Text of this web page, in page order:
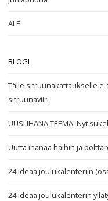
ALE
BLOGI
Tälle sitruunakattaukselle ei
sitruunaviiri
UUSI IHANA TEEMA: Nyt
Uutta ihanaa häihin ja
24 ideaa joulukalenteriin
24 ideaa joulukalenterin